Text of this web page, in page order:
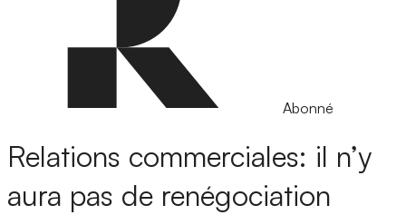
Abonné
Relations commerciales: il n’y
aura pas de renégociation